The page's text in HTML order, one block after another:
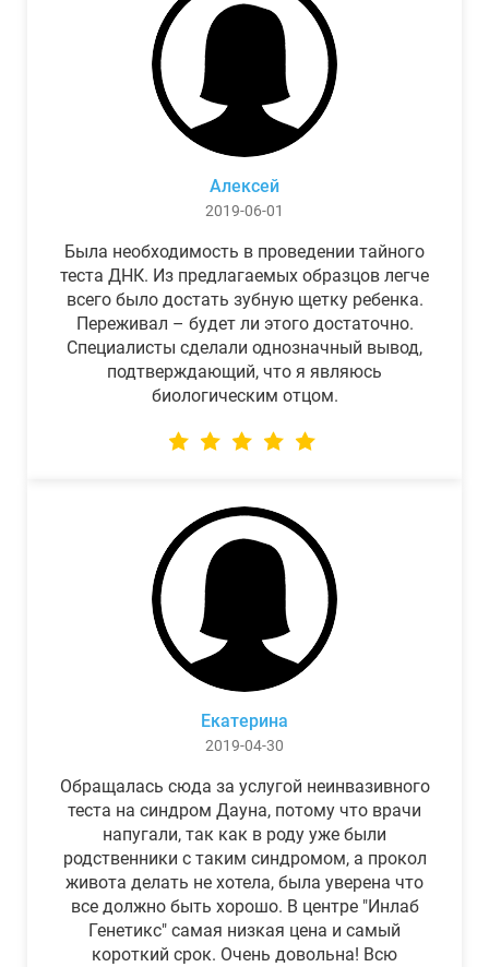
Алексей
2019-06-01
Была необходимость в проведении тайного
теста ДНК. Из предлагаемых образцов легче
всего было достать зубную щетку ребенка.
Переживал – будет ли этого достаточно.
Специалисты сделали однозначный вывод,
подтверждающий, что я являюсь
биологическим отцом.
Екатерина
2019-04-30
Обращалась сюда за услугой неинвазивного
теста на синдром Дауна, потому что врачи
напугали, так как в роду уже были
родственники с таким синдромом, а прокол
живота делать не хотела, была уверена что
все должно быть хорошо. В центре "Инлаб
Генетикс" самая низкая цена и самый
короткий срок. Очень довольна! Всю